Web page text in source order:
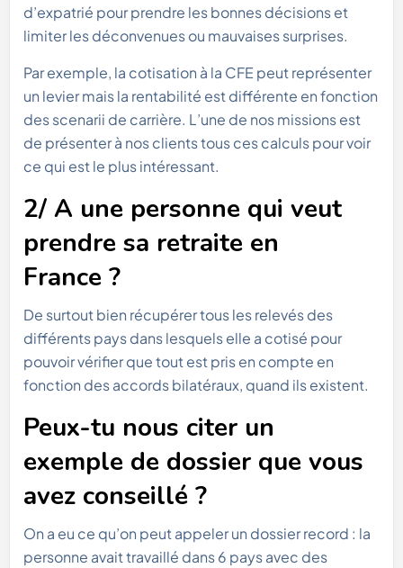
d’expatrié pour prendre les bonnes décisions et
limiter les déconvenues ou mauvaises surprises.
Par exemple, la cotisation à la CFE peut représenter
un levier mais la rentabilité est différente en fonction
des scenarii de carrière. L’une de nos missions est
de présenter à nos clients tous ces calculs pour voir
ce qui est le plus intéressant.
2/ A une personne qui veut
prendre sa retraite en
France ?
De surtout bien récupérer tous les relevés des
différents pays dans lesquels elle a cotisé pour
pouvoir vérifier que tout est pris en compte en
fonction des accords bilatéraux, quand ils existent.
Peux-tu nous citer un
exemple de dossier que vous
avez conseillé ?
On a eu ce qu’on peut appeler un dossier record : la
personne avait travaillé dans 6 pays avec des